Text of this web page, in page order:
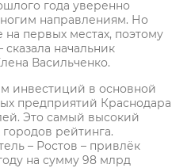
года уверенно
направлениям. Но
первых местах, поэтому
сказала начальник
Васильченко.
инвестиций в основной
предприятий Краснодара
Это самый высокий
рейтинга.
– Ростов – привлёк
на сумму 98 млрд